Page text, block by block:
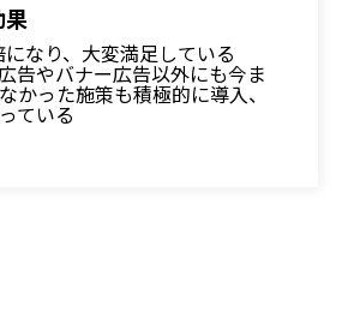
なり、大変満足している
告やバナー広告以外にも今ま
かった施策も積極的に導入、
ている